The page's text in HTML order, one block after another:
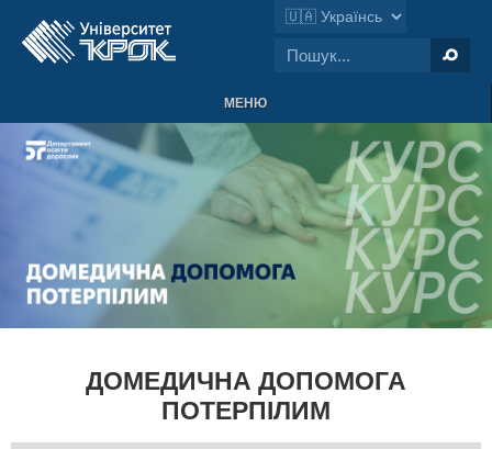
МЕНЮ
ДОМЕДИЧНА ДОПОМОГА
ПОТЕРПІЛИМ